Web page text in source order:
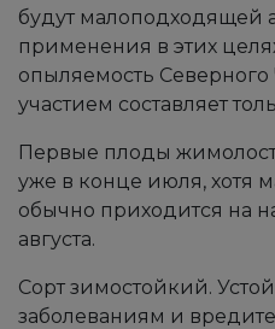
будут малоподходящей
применения в этих
опыляемость
участием составляет
Первые плоды
уже в конце июля, хотя
обычно приходится на
августа.
Сорт зимостойкий.
заболеваниям и